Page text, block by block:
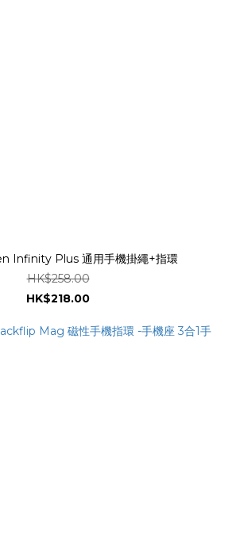
Infinity Plus 通用手機掛繩+指環
HK$258.00
HK$218.00